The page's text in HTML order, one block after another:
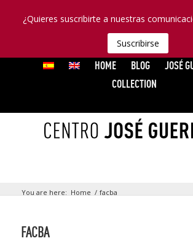
¿Quieres suscribirte a nuestras
Suscribirse
HOME BLOG
JOSÉ
COLLECTION
You are here: Home / facba
FACBA